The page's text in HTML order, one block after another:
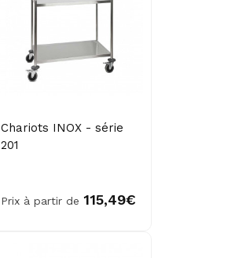
Chariots INOX - série
201
Prix à partir de 115,49€